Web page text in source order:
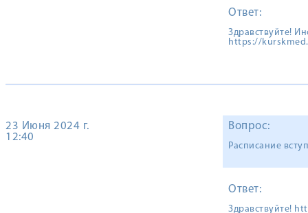
Ответ:
Здравствуйте!
https://
23 Июня 2024 г.
12:40
Вопрос:
Расписание
Ответ:
Здравствуйте!